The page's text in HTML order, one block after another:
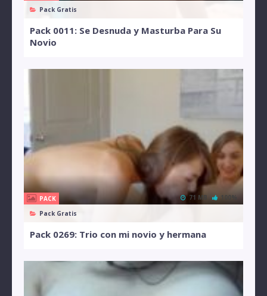
Pack Gratis
Pack 0011: Se Desnuda y Masturba Para Su
Novio
PACK
Pack Gratis
71 MB 100%
Pack 0269: Trio con mi novio y hermana